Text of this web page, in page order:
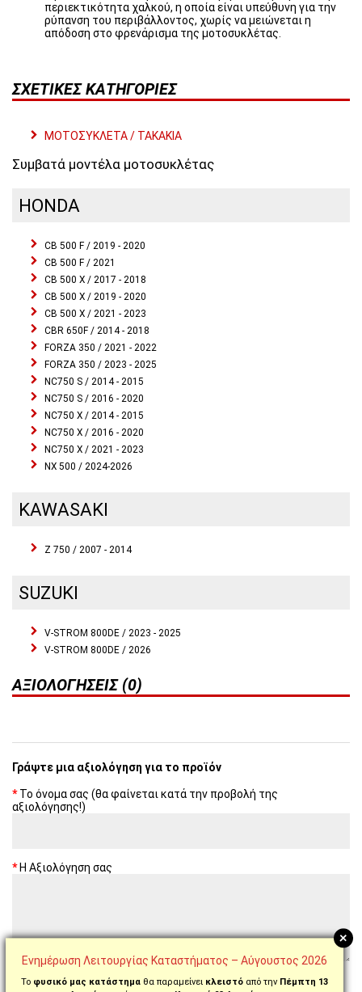
περιεκτικότητα χαλκού, η οποία είναι υπεύθυνη για την
ρύπανση του περιβάλλοντος, χωρίς να μειώνεται η
απόδοση στο φρενάρισμα της μοτοσυκλέτας.
ΣΧΕΤΙΚΈΣ ΚΑΤΗΓΟΡΊΕΣ
ΜΟΤΟΣΥΚΛΕΤΑ / ΤΑΚΑΚΙΑ
Συμβατά μοντέλα μοτοσυκλέτας
HONDA
CB 500 F / 2019 - 2020
CB 500 F / 2021
CB 500 X / 2017 - 2018
CB 500 X / 2019 - 2020
CB 500 X / 2021 - 2023
CBR 650F / 2014 - 2018
FORZA 350 / 2021 - 2022
FORZA 350 / 2023 - 2025
NC750 S / 2014 - 2015
NC750 S / 2016 - 2020
NC750 X / 2014 - 2015
NC750 X / 2016 - 2020
NC750 X / 2021 - 2023
NX 500 / 2024-2026
KAWASAKI
Z 750 / 2007 - 2014
SUZUKI
V-STROM 800DE / 2023 - 2025
V-STROM 800DE / 2026
ΑΞΙΟΛΟΓΉΣΕΙΣ (0)
Γράψτε μια αξιολόγηση για το προϊόν
Το όνομα σας (θα φαίνεται κατά την προβολή της
αξιολόγησης!)
Η Αξιολόγηση σας
Σημείωση: Παρακαλούμε όχι greeklish
+
Ενημέρωση Λειτουργίας Καταστήματος – Αύγουστος 2026
Το φυσικό μας κατάστημα θα παραμείνει κλειστό από την Πέμπτη 13